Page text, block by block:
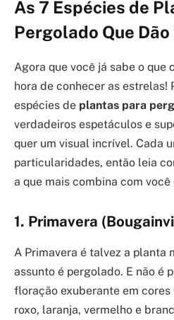
As 7 Espécies de
Pergolado Que
Agora que você já sabe o que
hora de conhecer as estrelas!
espécies de plantas para
verdadeiros espetáculos e
quer um visual incrível. Cada
particularidades, então leia
a que mais combina com você
1. Primavera
A Primavera é talvez a planta
assunto é pergolado. E não é
floração exuberante em cores
roxo, laranja, vermelho e